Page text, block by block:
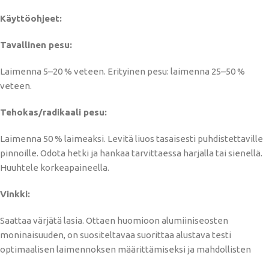
Käyttöohjeet:
Tavallinen pesu:
Laimenna 5–20 % veteen. Erityinen pesu: laimenna 25–50 %
veteen.
Tehokas/radikaali pesu:
Laimenna 50 % laimeaksi. Levitä liuos tasaisesti puhdistettaville
pinnoille. Odota hetki ja hankaa tarvittaessa harjalla tai sienellä.
Huuhtele korkeapaineella.
Vinkki:
Saattaa värjätä lasia. Ottaen huomioon alumiiniseosten
moninaisuuden, on suositeltavaa suorittaa alustava testi
optimaalisen laimennoksen määrittämiseksi ja mahdollisten